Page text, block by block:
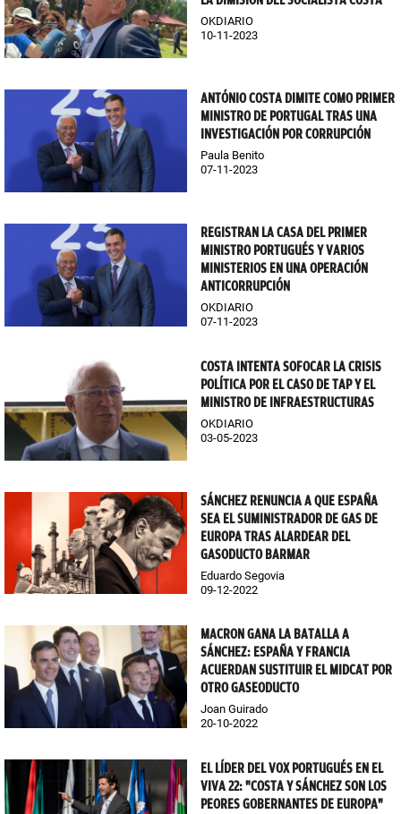
OKDIARIO
10-11-2023
ANTÓNIO COSTA DIMITE COMO PRIMER
MINISTRO DE PORTUGAL TRAS UNA
INVESTIGACIÓN POR CORRUPCIÓN
Paula Benito
07-11-2023
REGISTRAN LA CASA DEL PRIMER
MINISTRO PORTUGUÉS Y VARIOS
MINISTERIOS EN UNA OPERACIÓN
ANTICORRUPCIÓN
OKDIARIO
07-11-2023
COSTA INTENTA SOFOCAR LA CRISIS
POLÍTICA POR EL CASO DE TAP Y EL
MINISTRO DE INFRAESTRUCTURAS
OKDIARIO
03-05-2023
SÁNCHEZ RENUNCIA A QUE ESPAÑA
SEA EL SUMINISTRADOR DE GAS DE
EUROPA TRAS ALARDEAR DEL
GASODUCTO BARMAR
Eduardo Segovia
09-12-2022
MACRON GANA LA BATALLA A
SÁNCHEZ: ESPAÑA Y FRANCIA
ACUERDAN SUSTITUIR EL MIDCAT POR
OTRO GASEODUCTO
Joan Guirado
20-10-2022
EL LÍDER DEL VOX PORTUGUÉS EN EL
VIVA 22: "COSTA Y SÁNCHEZ SON LOS
PEORES GOBERNANTES DE EUROPA"